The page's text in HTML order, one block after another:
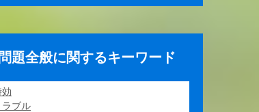
題全般に関するキーワード
ブル